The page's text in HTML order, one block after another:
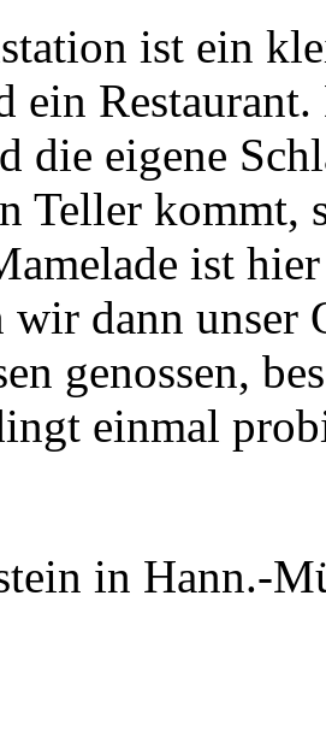
ist ein
ein
die eigene
Teller kommt,
ist
wir dann unser
genossen,
einmal
in Hann.-